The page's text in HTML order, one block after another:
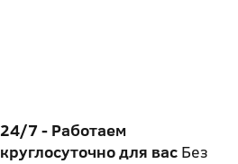
24/7 - Работаем
круглосуточно для вас Без